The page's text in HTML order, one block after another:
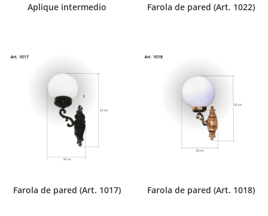
Aplique intermedio Farola de pared (Art. 1022)
Farola de pared (Art. 1017) Farola de pared (Art. 1018)